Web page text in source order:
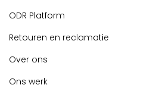
ODR Platform
Retouren en reclamatie
Over ons
Ons werk